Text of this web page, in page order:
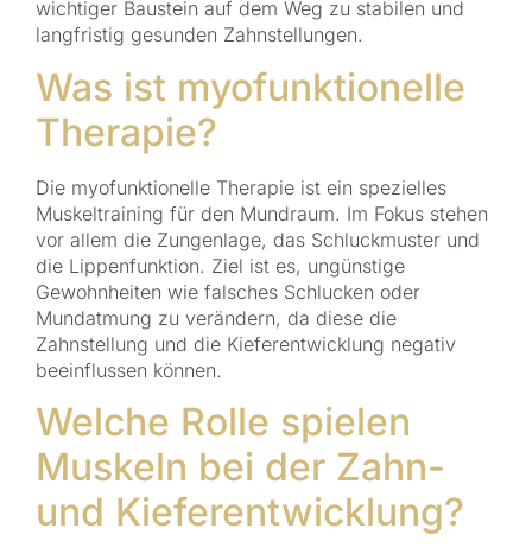
wichtiger Baustein auf dem Weg zu stabilen und
langfristig gesunden Zahnstellungen.
Was ist myofunktionelle
Therapie?
Die myofunktionelle Therapie ist ein spezielles
Muskeltraining für den Mundraum. Im Fokus stehen
vor allem die Zungenlage, das Schluckmuster und
die Lippenfunktion. Ziel ist es, ungünstige
Gewohnheiten wie falsches Schlucken oder
Mundatmung zu verändern, da diese die
Zahnstellung und die Kieferentwicklung negativ
beeinflussen können.
Welche Rolle spielen
Muskeln bei der Zahn-
und Kieferentwicklung?